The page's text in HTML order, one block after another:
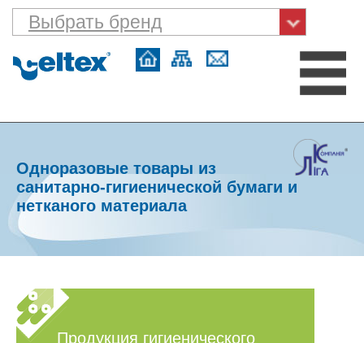
Выбрать бренд
Одноразовые товары из
санитарно-гигиенической бумаги и
нетканого материала
Продукция гигиенического